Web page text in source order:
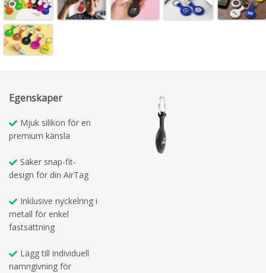
Egenskaper
Mjuk silikon för en
premium känsla
Säker snap-fit-
design för din AirTag
Inklusive nyckelring i
metall för enkel
fastsättning
Lägg till individuell
namngivning för